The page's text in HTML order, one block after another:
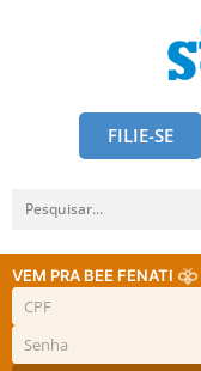
FILIE-SE
VEM PRA BEE FENATI